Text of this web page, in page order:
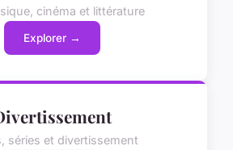
cinéma et littérature
Explorer →
séries et divertissement